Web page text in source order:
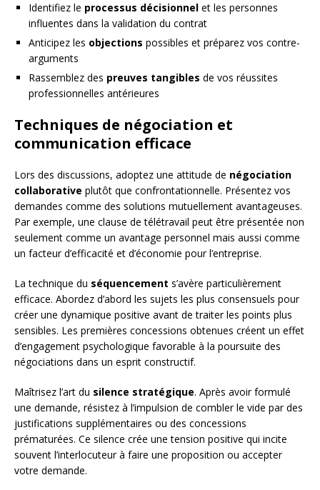
Identifiez le processus décisionnel et les personnes
influentes dans la validation du contrat
Anticipez les objections possibles et préparez vos contre-
arguments
Rassemblez des preuves tangibles de vos réussites
professionnelles antérieures
Techniques de négociation et
communication efficace
Lors des discussions, adoptez une attitude de négociation
collaborative plutôt que confrontationnelle. Présentez vos
demandes comme des solutions mutuellement avantageuses.
Par exemple, une clause de télétravail peut être présentée non
seulement comme un avantage personnel mais aussi comme
un facteur d’efficacité et d’économie pour l’entreprise.
La technique du séquencement s’avère particulièrement
efficace. Abordez d’abord les sujets les plus consensuels pour
créer une dynamique positive avant de traiter les points plus
sensibles. Les premières concessions obtenues créent un effet
d’engagement psychologique favorable à la poursuite des
négociations dans un esprit constructif.
Maîtrisez l’art du silence stratégique. Après avoir formulé
une demande, résistez à l’impulsion de combler le vide par des
justifications supplémentaires ou des concessions
prématurées. Ce silence crée une tension positive qui incite
souvent l’interlocuteur à faire une proposition ou accepter
votre demande.